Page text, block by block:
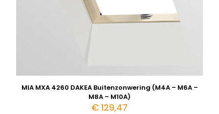
MIA MXA 4260 DAKEA Buitenzonwering (M4A – M6A –
M8A – M10A)
€ 129,47